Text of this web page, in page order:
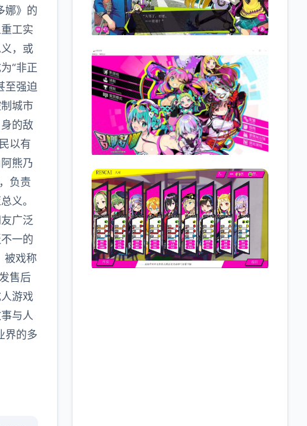
娜》的
工实
，或
“非正
至强迫
城市
的敌
以有
熊乃
负责
义。
广泛
一的
被戏称
售后
游戏
与人
界的多